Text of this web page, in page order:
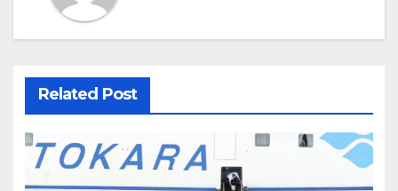
Related Post